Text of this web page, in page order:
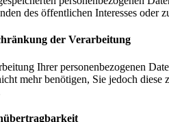
des öffentlichen Interesses
der Verarbeitung
Ihrer personenbezogenen
mehr benötigen, Sie jedoch